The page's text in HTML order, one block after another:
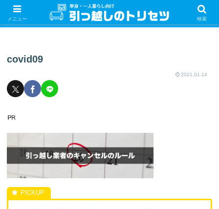
単身・一人暮らしの引っ越しをするときの手続き・やることを紹介！サクッと
引っ越しをしましょう♪
covid09
2021.01.14
メニュー 検索